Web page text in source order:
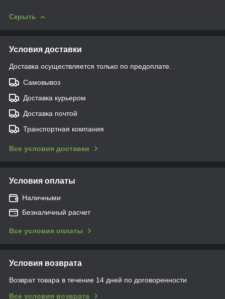
Скрыть
Условия доставки
Доставка осуществляется только по предоплате.
Самовывоз
Доставка курьером
Доставка почтой
Транспортная компания
Все условия доставки
Условия оплаты
Наличными
Безналичный расчет
Все условия оплаты
Условия возврата
Возврат товара в течение 14 дней по договоренности
Все условия возврата